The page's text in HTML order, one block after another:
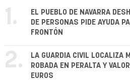
1.
EL PUEBLO DE NAVARRA
DE PERSONAS PIDE AYUDA
FRONTÓN
2.
LA GUARDIA CIVIL LOCALIZA
ROBADA EN PERALTA Y
EUROS